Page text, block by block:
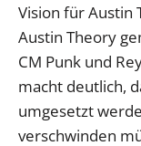
Vision für Austin
Austin Theory
CM Punk und
macht deutlich,
umgesetzt
verschwinden